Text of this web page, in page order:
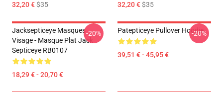
32,20 €$35 32,20 €$35
Jacksepticeye Masques
Visage - Masque Plat Jack
Septiceye RB0107
18,29 € - 20,70 €
-20% Patepticeye Pullover Hoodie
39,51 € - 45,95 €
-20%